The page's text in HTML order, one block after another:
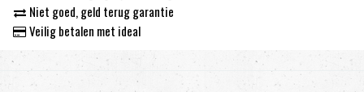
Niet goed, geld terug garantie
Veilig betalen met ideal